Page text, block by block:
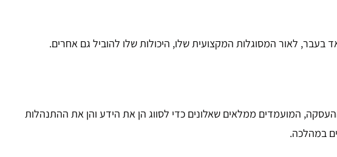
לאור המסוגלות המקצועית שלו, היכולות שלו להוביל גם אחרים.
המועמדים ממלאים שאלונים כדי לסווג הן את הידע והן את ההתנהלות
במהלכה.